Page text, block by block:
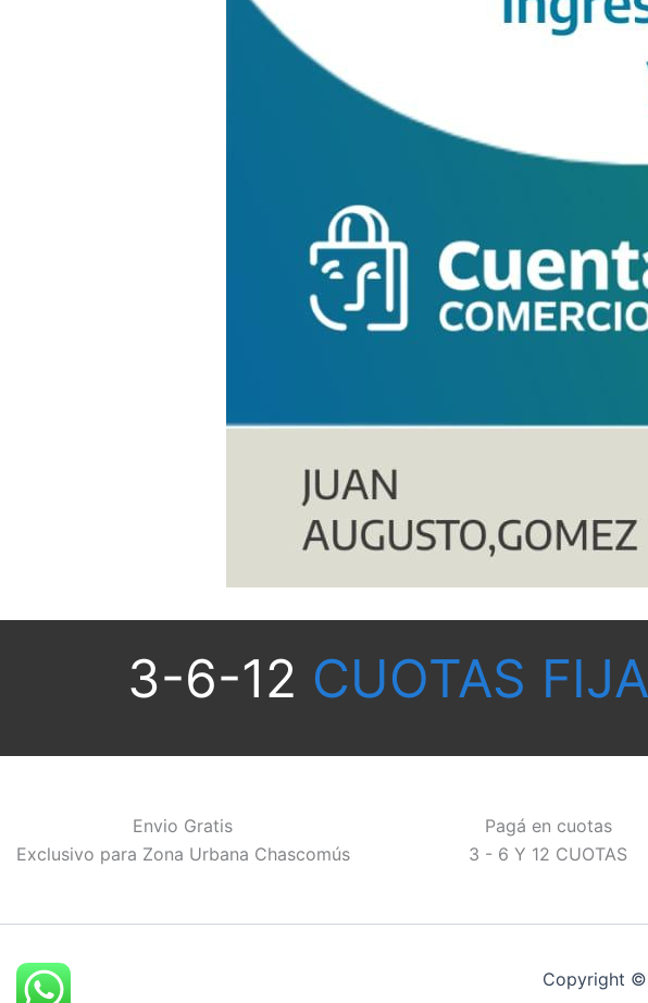
3-6-12 CUOTAS
Envio Gratis
Exclusivo para Zona Urbana Chascomús
Pagá en cuotas
3 - 6 Y 12 CUOTAS
Copyright ©